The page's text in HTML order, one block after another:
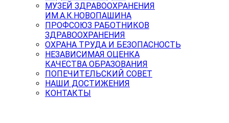
МУЗЕЙ ЗДРАВООХРАНЕНИЯ
ИМ.А.К.НОВОПАШИНА
ПРОФСОЮЗ РАБОТНИКОВ
ЗДРАВООХРАНЕНИЯ
ОХРАНА ТРУДА И БЕЗОПАСНОСТЬ
НЕЗАВИСИМАЯ ОЦЕНКА
КАЧЕСТВА ОБРАЗОВАНИЯ
ПОПЕЧИТЕЛЬСКИЙ СОВЕТ
НАШИ ДОСТИЖЕНИЯ
КОНТАКТЫ